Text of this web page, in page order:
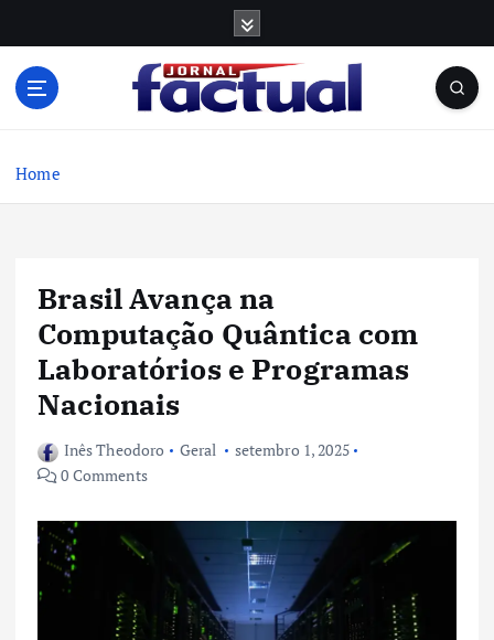
Home
Brasil Avança na
Computação Quântica com
Laboratórios e Programas
Nacionais
Inês Theodoro Geral
setembro 1, 2025
0 Comments